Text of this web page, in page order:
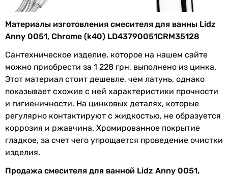
Сообщить об ошибке
Характеристики, комплектация и фотографии Lidz Anny 0051,
Chrome (k40) LD43790051CRM35128 носят ознакомительный
уведомления. Магазин не несет ответственности за
изменения, внесенные производителем.
Материалы изготовления смесителя для ванны Lidz
Anny 0051, Chrome (k40) LD43790051CRM35128
Сантехническое изделие, которое на нашем сайте
можно приобрести за 1 228 грн, выполнено из цинка.
Этот материал стоит дешевле, чем латунь, однако
показывает схожие с ней характеристики прочности
и гигиеничности. На цинковых деталях, которые
регулярно контактируют с жидкостью, не образуется
коррозия и ржавчина. Хромированное покрытие
гладкое, за счет чего упрощается проведение очистки
изделия.
Продажа смесителя для ванной Lidz Anny 0051,